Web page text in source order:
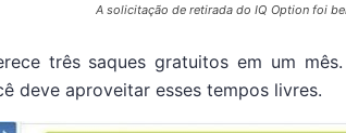
A solicitação de retirada do IQ Option foi
três saques gratuitos em um
deve aproveitar esses tempos livres.